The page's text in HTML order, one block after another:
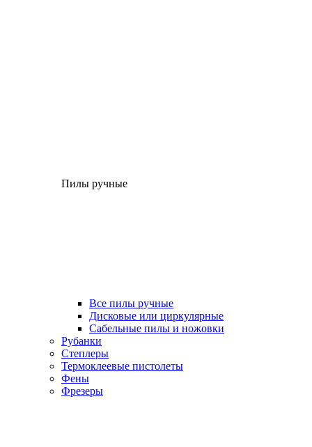
Пилы ручные
Все пилы ручные
Дисковые или циркулярные
Сабельные пилы и ножовки
Рубанки
Степлеры
Термоклеевые пистолеты
Фены
Фрезеры